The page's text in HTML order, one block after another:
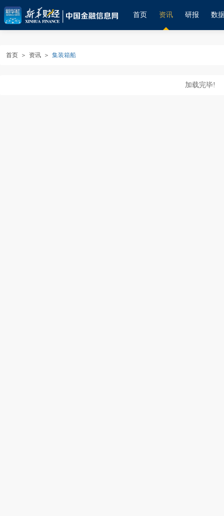
首页 资讯 研报 数
首页 ＞ 资讯 ＞ 集装箱船
加载完毕!